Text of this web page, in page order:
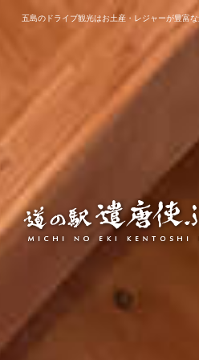
五島のドライブ観光はお土産・レジャーが豊富